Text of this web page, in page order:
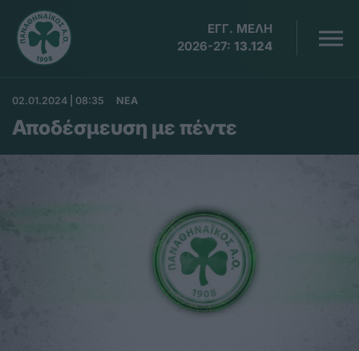
ΕΓΓ. ΜΕΛΗ
2026-27: 13.124
02.01.2024 | 08:35 ΝΕΑ
Αποδέσμευση με πέντε